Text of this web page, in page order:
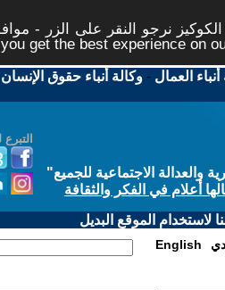
نرجو النقر على الزر -
get the best experience on
العمال -وكالة أنباء حقوق الإنسان
الاجتماعية للجميع"
أعلام في الفكر والثقافة
لاستخدام الموقع البديل
English